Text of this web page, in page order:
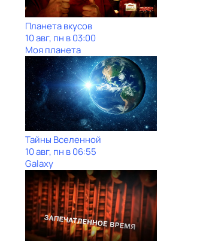
Планета вкусов
10 авг, пн в 03:00
Моя планета
Тайны Вселенной
10 авг, пн в 06:55
Galaxy